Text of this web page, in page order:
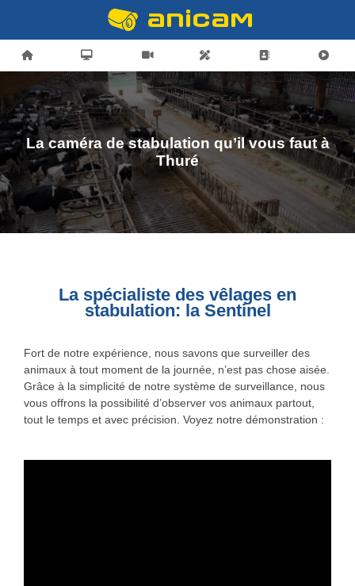
La caméra de stabulation qu’il vous faut à
Thuré
La spécialiste des vêlages en
stabulation: la Sentinel
Fort de notre expérience, nous savons que surveiller des
animaux à tout moment de la journée, n’est pas chose aisée.
Grâce à la simplicité de notre système de surveillance, nous
vous offrons la possibilité d’observer vos animaux partout,
tout le temps et avec précision. Voyez notre démonstration :